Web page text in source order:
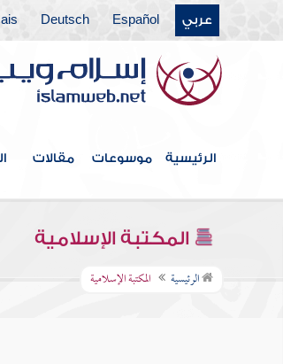
عربي Español
Deutsch
الرئيسية موسوعات مقالات
المكتبة الإسلامية
الرئيسية المكتبة الإسلامية